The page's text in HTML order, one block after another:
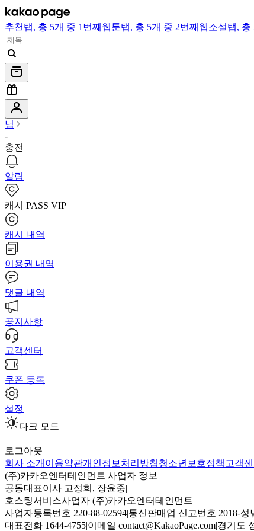
추천 탭, 총 5개 중 1번째 웹툰탭, 총 5개 중 2번째 웹소설탭, 총
님
-
충전
알림
캐시 PASS VIP
캐시 내역
이용권 내역
댓글 내역
공지사항
고객센터
쿠폰 등록
설정
다크 모드
로그아웃
회사 소개 이용약관개인정보처리방침청소년보호정책 고객
(주)카카오엔터테인먼트 사업자 정보
공동대표이사 고정희, 장윤중|
호스팅서비스사업자 (주)카카오엔터테인먼트
사업자등록번호 220-88-02594|통신판매업 신고번호 2018-성
대표전화 1644-4755|이메일 contact@KakaoPage.com|경기도